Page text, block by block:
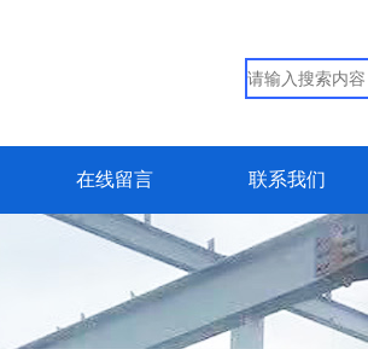
在线留言 联系我们